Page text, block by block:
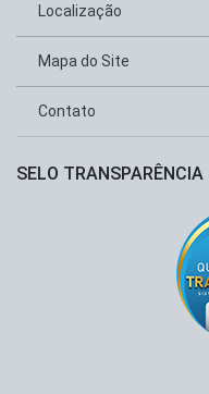
Localização
Mapa do Site
Contato
SELO TRANSPARÊNCIA